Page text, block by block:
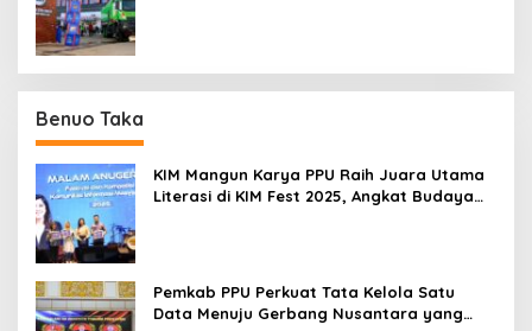
Benuo Taka
KIM Mangun Karya PPU Raih Juara Utama
Literasi di KIM Fest 2025, Angkat Budaya
Pemkab PPU Perkuat Tata Kelola Satu
Data Menuju Gerbang Nusantara yang